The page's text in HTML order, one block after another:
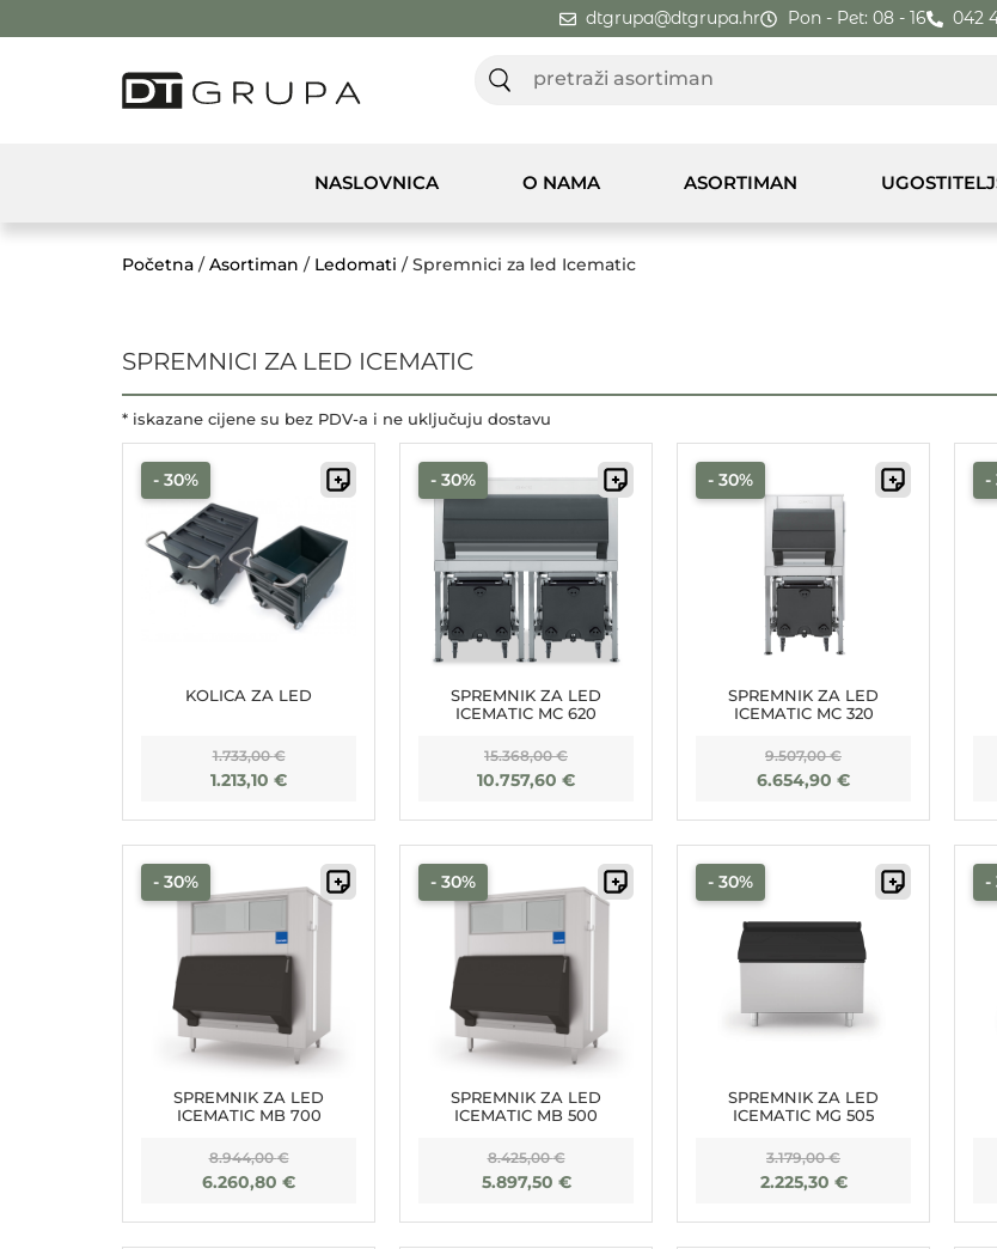
dtgrupa@dtgrupa.hr Pon - Pet: 08 - 16 042
NASLOVNICA O NAMA ASORTIMAN
Početna /Asortiman / Ledomati / Spremnici za led Icematic
SPREMNICI ZA LED ICEMATIC
* iskazane cijene su bez PDV-a i ne uključuju dostavu
- 30%
KOLICA ZA LED
1.733,00€
1.213,10 €
- 30%
SPREMNIK ZA LED
ICEMATIC MC 620
15.368,00€
10.757,60 €
- 30%
SPREMNIK ZA LED
ICEMATIC MC 320
9.507,00€
6.654,90 €
-
- 30%
SPREMNIK ZA LED
ICEMATIC MB 700
8.944,00€
6.260,80 €
- 30%
SPREMNIK ZA LED
ICEMATIC MB 500
8.425,00€
5.897,50 €
- 30%
SPREMNIK ZA LED
ICEMATIC MG 505
3.179,00€
2.225,30 €
-